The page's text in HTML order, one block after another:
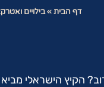
דף הבית »בילויים
הקיץ הישראלי